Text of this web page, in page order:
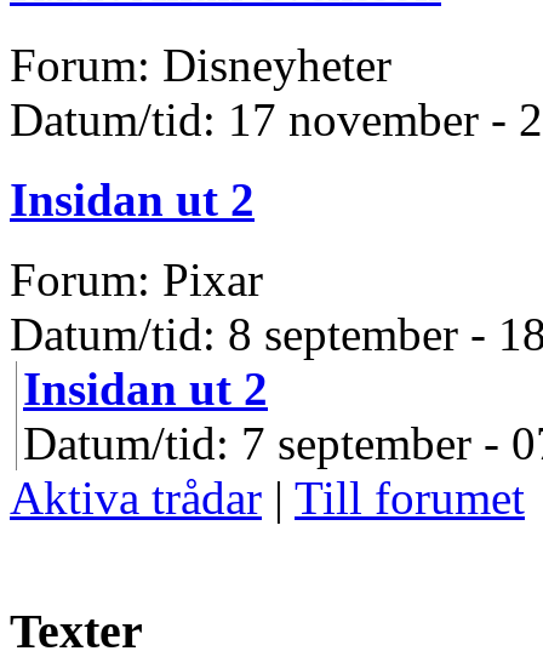
Forum: Disneyheter
Datum/tid: 17 november -
Insidan ut 2
Forum: Pixar
Datum/tid: 8 september -
Insidan ut 2
Datum/tid: 7 september -
Aktiva trådar | Till forumet
Texter